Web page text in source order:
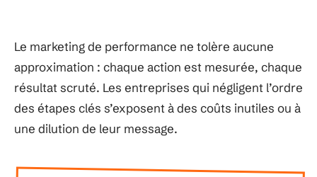
Le marketing de performance ne tolère aucune
approximation : chaque action est mesurée, chaque
résultat scruté. Les entreprises qui négligent l’ordre
des étapes clés s’exposent à des coûts inutiles ou à
une dilution de leur message.